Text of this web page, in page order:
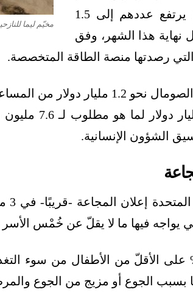
مخيّم ليما
المتحدة أن يرتفع عددهم إلى 1.5
نهاية هذا الشهر، وفق
رصدتها منصة الطاقة المتخصصة.
وتدفَّق إلى الصومال نحو 1.2
يُعدّ أقل
الشؤون الإنسانية.
يواجه فيها ما لا يقلّ عن خُمْس الأسر
الجوع أو مزيج من الجوع